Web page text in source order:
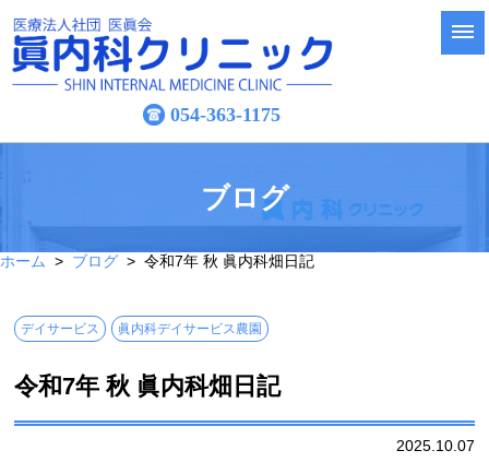
054-363-1175
ブログ
ホーム > ブログ > 令和7年 秋 眞内科畑日記
デイサービス 眞内科デイサービス農園
令和7年 秋 眞内科畑日記
2025.10.07